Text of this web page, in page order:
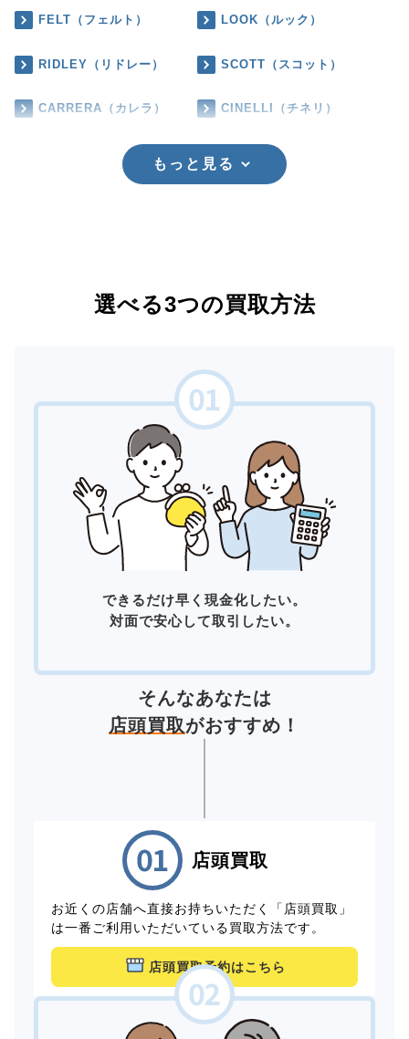
FELT（フェルト） LOOK（ルック）
RIDLEY（リドレー） SCOTT（スコット）
CARRERA（カレラ） CINELLI（チネリ）
もっと見る
選べる3つの買取方法
できるだけ早く現金化したい。
対面で安心して取引したい。
そんなあなたは
店頭買取がおすすめ！
店頭買取
お近くの店舗へ直接お持ちいただく「店頭買取」
は一番ご利用いただいている買取方法です。
店頭買取予約はこちら